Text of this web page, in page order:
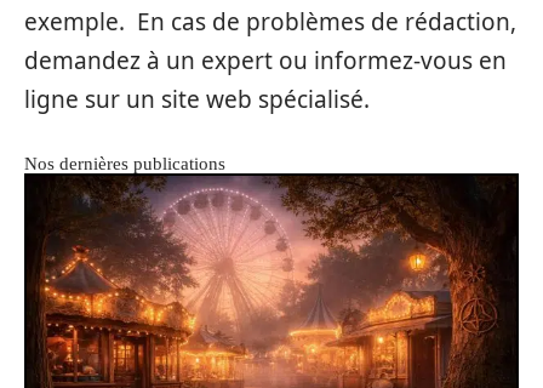
exemple. En cas de problèmes de rédaction,
demandez à un expert ou informez-vous en
ligne sur un site web spécialisé.
Nos dernières publications